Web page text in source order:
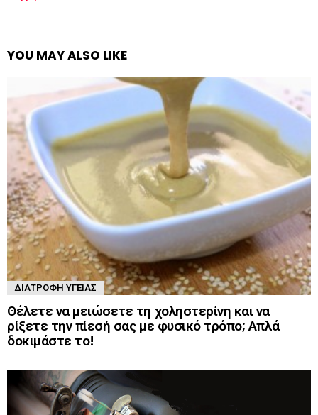
YOU MAY ALSO LIKE
ΔΙΑΤΡΟΦΉ ΥΓΕΊΑΣ
Θέλετε να μειώσετε τη χοληστερίνη και να
ρίξετε την πίεσή σας με φυσικό τρόπο; Απλά
δοκιμάστε το!